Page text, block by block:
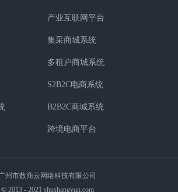
产业互联网平台
集采商城系统
多租户商城系统
S2B2C电商系统
B2B2C商城系统
跨境电商平台
州市数商云网络科技有限公司
© 2013 - 2021 shushangyun.com